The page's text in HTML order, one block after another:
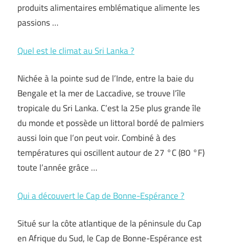
produits alimentaires emblématique alimente les
passions …
Quel est le climat au Sri Lanka ?
Nichée à la pointe sud de l’Inde, entre la baie du
Bengale et la mer de Laccadive, se trouve l’île
tropicale du Sri Lanka. C’est la 25e plus grande île
du monde et possède un littoral bordé de palmiers
aussi loin que l’on peut voir. Combiné à des
températures qui oscillent autour de 27 °C (80 °F)
toute l’année grâce …
Qui a découvert le Cap de Bonne-Espérance ?
Situé sur la côte atlantique de la péninsule du Cap
en Afrique du Sud, le Cap de Bonne-Espérance est